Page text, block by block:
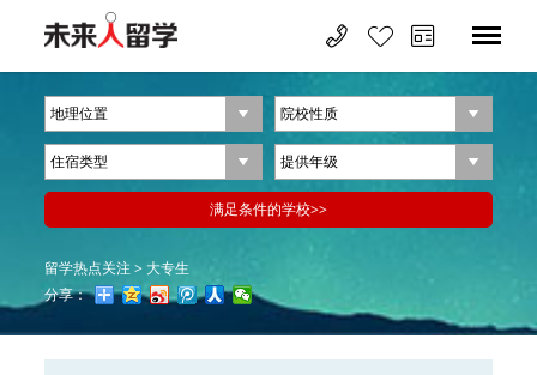
留学热点关注 >大专生
分享：